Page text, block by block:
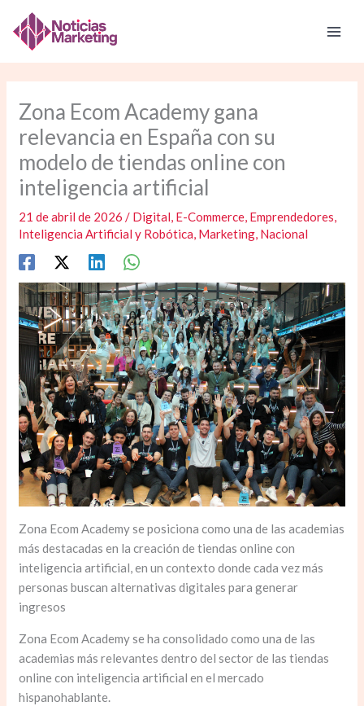
contenido
Zona Ecom Academy gana
relevancia en España con su
modelo de tiendas online con
inteligencia artificial
21 de abril de 2026/ Digital, E-Commerce, Emprendedores,
Inteligencia Artificial y Robótica, Marketing, Nacional
Zona Ecom Academy se posiciona como una de las academias
más destacadas en la creación de tiendas online con
inteligencia artificial, en un contexto donde cada vez más
personas buscan alternativas digitales para generar
ingresos
Zona Ecom Academy se ha consolidado como una de las
academias más relevantes dentro del sector de las tiendas
online con inteligencia artificial en el mercado
hispanohablante.